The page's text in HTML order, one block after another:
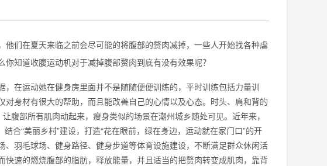
们在夏天来临之前会尽可能的将腹部的赘肉减掉，一些人开始找各种虐
知道收腹运动机对于减掉腹部赘肉到底有没有效果呢？
运动她在健身房里面并不是随随便便训练的，平时训练包括力量训
身材有很大的帮助，而且能改善自己的心情以及心态。时头、肩和背的
腹部所有肌肉动起来，瘦身类似的场景在潮州城乡随处可见。近年来，
合“美丽乡村”建设，打造“花在眼前，绿在身边，运动就在家门口”的开
羽毛球场、健身路径、健身步道等体育设施建设，不断满足群众休闲活
速的燃烧腹部的脂肪，释放能量，并且适当的把赘肉转变成肌肉，靠背